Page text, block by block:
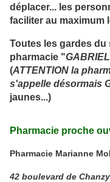
déplacer... les
faciliter au maximum
Toutes les gardes
pharmacie "GABRIEL
(ATTENTION la
s'appelle désormais
jaunes...)
Pharmacie proche
Pharmacie Marianne
42 boulevard de